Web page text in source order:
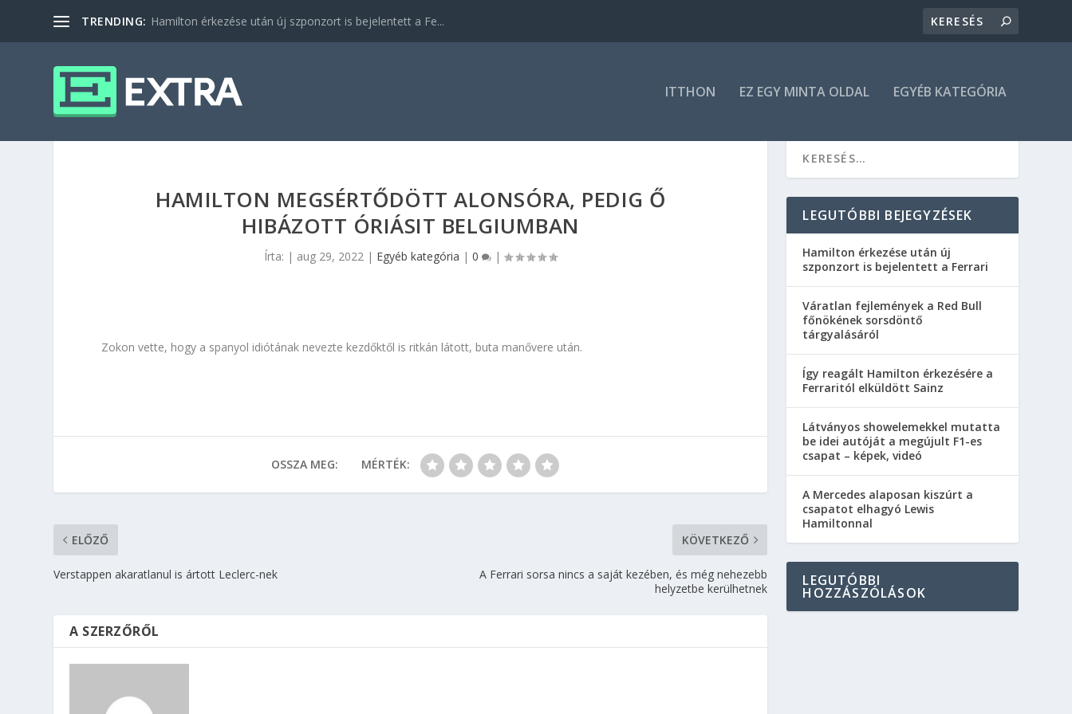
TRENDING: Hamilton érkezése után új szponzort is bejelentett a Fe...
ITTHON EZ EGY MINTA OLDAL EGYÉB KATEGÓRIA
HAMILTON MEGSÉRTŐDÖTT ALONSÓRA, PEDIG Ő
HIBÁZOTT ÓRIÁSIT BELGIUMBAN
Írta: | aug 29, 2022 | Egyéb kategória |0 |
Zokon vette, hogy a spanyol idiótának nevezte kezdőktől is ritkán látott, buta manővere után.
OSSZA MEG: MÉRTÉK:
ELŐZŐ
Verstappen akaratlanul is ártott Leclerc-nek
KÖVETKEZŐ
A Ferrari sorsa nincs a saját kezében, és még nehezebb
helyzetbe kerülhetnek
A SZERZŐRŐL
LEGUTÓBBI BEJEGYZÉSEK
Hamilton érkezése után új
szponzort is bejelentett a Ferrari
Váratlan fejlemények a Red Bull
főnökének sorsdöntő
tárgyalásáról
Így reagált Hamilton érkezésére a
Ferraritól elküldött Sainz
Látványos showelemekkel mutatta
be idei autóját a megújult F1-es
csapat – képek, videó
A Mercedes alaposan kiszúrt a
csapatot elhagyó Lewis
Hamiltonnal
LEGUTÓBBI
HOZZÁSZÓLÁSOK